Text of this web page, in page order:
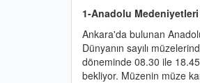
1-Anadolu
Ankara'da bulunan
Dünyanın sayılı
döneminde 08.30 ile
bekliyor. Müzenin müze